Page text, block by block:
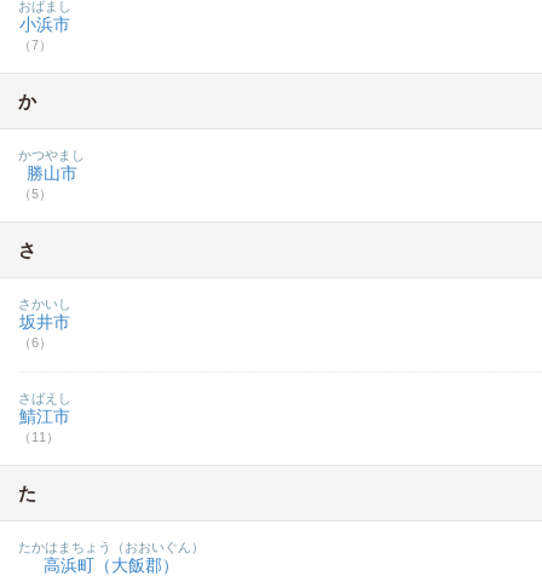
小浜市
（7）
おばまし
か
勝山市
（5）
かつやまし
さ
坂井市
（6）
さかいし
鯖江市
（11）
さばえし
た
高浜町（大飯郡）
たかはまちょう（おおいぐん）